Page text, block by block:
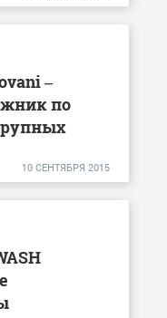
–
по
10СЕНТЯБРЯ2015